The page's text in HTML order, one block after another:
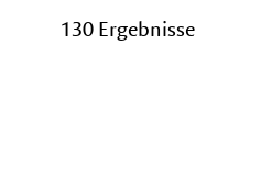
130 Ergebnisse